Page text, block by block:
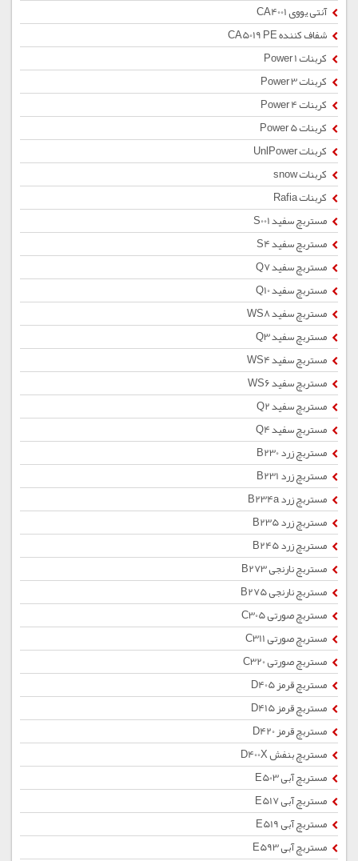
آنتی یووی CA4001
شفاف کننده CA5019 PE
کربنات Power 1
کربنات Power 3
کربنات Power 4
کربنات Power 5
کربنات UnlPower
کربنات snow
کربنات Rafia
مستربچ سفید S001
مستربچ سفید S4
مستربچ سفید Q7
مستربچ سفید Q10
مستربچ سفید WS8
مستربچ سفید Q3
مستربچ سفید WS4
مستربچ سفید WS6
مستربچ سفید Q2
مستربچ سفید Q4
مستربچ زرد B230
مستربچ زرد B231
مستربچ زرد B234a
مستربچ زرد B235
مستربچ زرد B245
مستربچ نارنجی B273
مستربچ نارنجی B275
مستربچ صورتی C305
مستربچ صورتی C311
مستربچ صورتی C320
مستربچ قرمز D405
مستربچ قرمز D415
مستربچ قرمز D420
مستربچ بنفش D400X
مستربچ آبی E503
مستربچ آبی E517
مستربچ آبی E519
مستربچ آبی E593